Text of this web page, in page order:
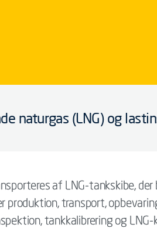
naturgas (LNG) og
af LNG-tankskibe,
produktion, transport,
tankkalibrering og